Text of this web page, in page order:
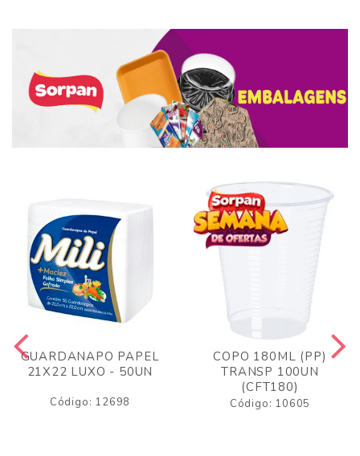
GUARDANAPO PAPEL
21X22 LUXO - 50UN
Código: 12698
COPO 180ML (PP)
TRANSP 100UN
(CFT180)
Código: 10605